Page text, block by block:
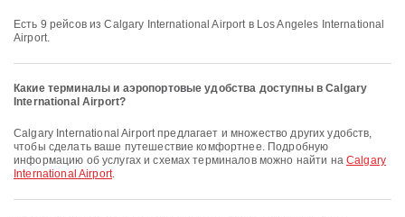
Есть 9 рейсов из Calgary International Airport в Los Angeles International
Airport.
Какие терминалы и аэропортовые удобства доступны в Calgary
International Airport?
Calgary International Airport предлагает и множество других удобств,
чтобы сделать ваше путешествие комфортнее. Подробную
информацию об услугах и схемах терминалов можно найти на Calgary
International Airport.